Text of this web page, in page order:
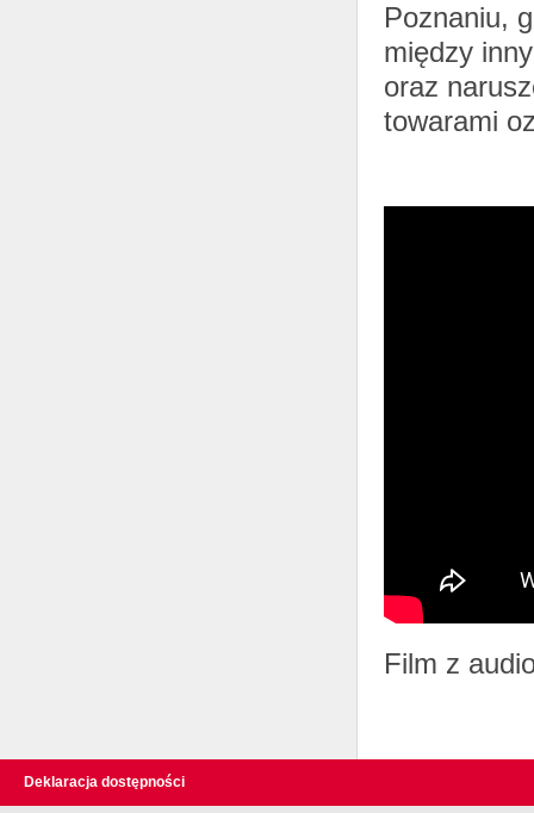
Poznaniu,
między
oraz
towarami
Film z
Deklaracja dostępności